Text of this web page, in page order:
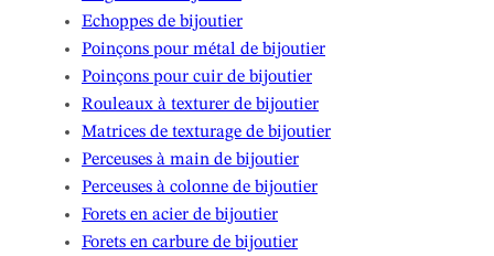
Echoppes de bijoutier
Poinçons pour métal de bijoutier
Poinçons pour cuir de bijoutier
Rouleaux à texturer de bijoutier
Matrices de texturage de bijoutier
Perceuses à main de bijoutier
Perceuses à colonne de bijoutier
Forets en acier de bijoutier
Forets en carbure de bijoutier